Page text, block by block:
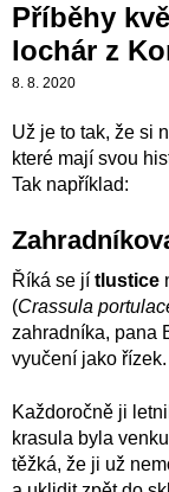
Příběhy
lochár z
8. 8. 2020
Už je to tak, že si
které mají svou
Tak například:
Říká se jí tlustice
(Crassula
zahradníka, pana
vyučení jako řízek.
Každoročně ji
krasula byla
těžká, že ji už